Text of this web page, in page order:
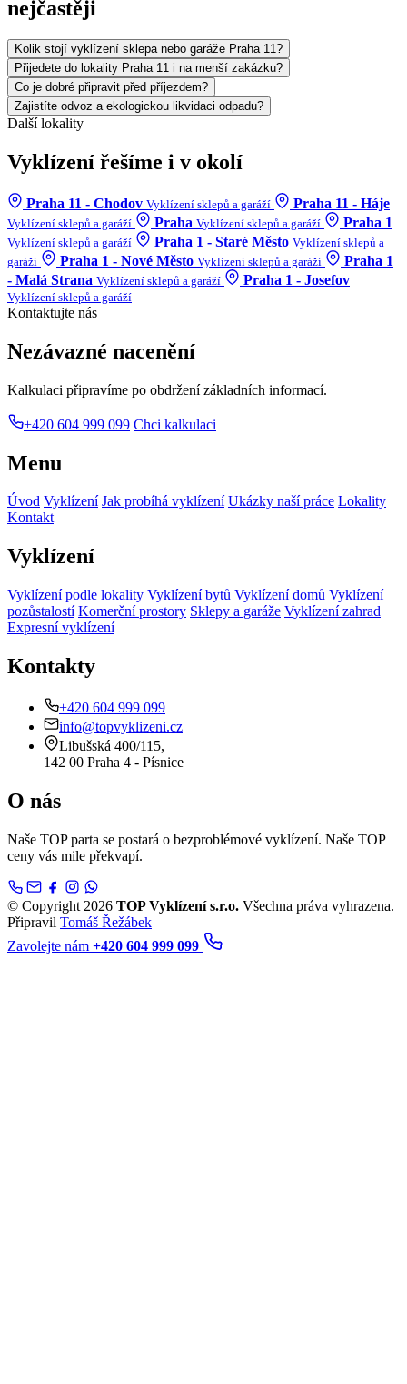
nejčastěji
Kolik stojí vyklízení sklepa nebo garáže Praha 11?
Přijedete do lokality Praha 11 i na menší zakázku?
Co je dobré připravit před příjezdem?
Zajistíte odvoz a ekologickou likvidaci odpadu?
Další lokality
Vyklízení řešíme i v okolí
Praha 11 - Chodov Vyklízení sklepů a garáží Praha 11 - Háje
Vyklízení sklepů a garáží Praha Vyklízení sklepů a garáží Praha 1
Vyklízení sklepů a garáží Praha 1 - Staré Město Vyklízení sklepů a
garáží
Praha 1 - Nové Město Vyklízení sklepů a garáží
Praha 1
- Malá Strana Vyklízení sklepů a garáží Praha 1 - Josefov
Vyklízení sklepů a garáží
Kontaktujte nás
Nezávazné nacenění
Kalkulaci připravíme po obdržení základních informací.
+420 604 999 099 Chci kalkulaci
Menu
Úvod Vyklízení Jak probíhá vyklízení Ukázky naší práce Lokality
Kontakt
Vyklízení
Vyklízení podle lokality Vyklízení bytů Vyklízení domů Vyklízení
pozůstalostí Komerční prostory Sklepy a garáže Vyklízení zahrad
Expresní vyklízení
Kontakty
+420 604 999 099
info@topvyklizeni.cz
Libušská 400/115,
142 00 Praha 4 - Písnice
O nás
Naše TOP parta se postará o bezproblémové vyklízení. Naše TOP
ceny vás mile překvapí.
© Copyright 2026 TOP Vyklízení s.r.o. Všechna práva vyhrazena.
Připravil Tomáš Řežábek
Zavolejte nám +420 604 999 099